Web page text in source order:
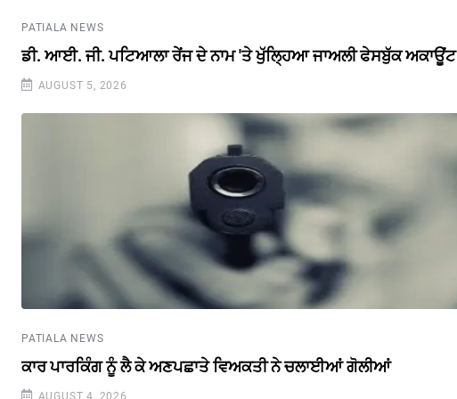
PATIALA NEWS
ਡੀ. ਆਈ. ਜੀ. ਪਟਿਆਲਾ ਰੇਂਜ ਦੇ ਨਾਮ 'ਤੇ ਖੁੱਲ੍ਹਿਆ ਜਾਅਲੀ ਫੇਸਬੁੱਕ ਅਕਾਊਂਟ
AUGUST 5, 2026
PATIALA NEWS
ਕਾਰ ਪਾਰਕਿੰਗ ਨੂੰ ਲੈ ਕੇ ਅਣਪਛਾਤੇ ਵਿਅਕਤੀ ਨੇ ਚਲਾਈਆਂ ਗੋਲੀਆਂ
AUGUST 4, 2026